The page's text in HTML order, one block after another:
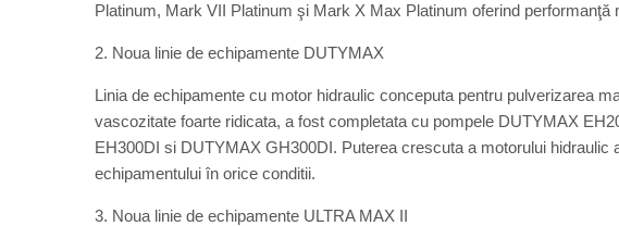
Platinum, Mark VII Platinum şi Mark X Max Platinum oferind performanţă
2. Noua linie de echipamente DUTYMAX
Linia de echipamente cu motor hidraulic conceputa pentru pulverizarea
vascozitate foarte ridicata, a fost completata cu pompele DUTYMAX
EH300DI si DUTYMAX GH300DI. Puterea crescuta a motorului hidraulic
echipamentului în orice conditii.
3. Noua linie de echipamente ULTRA MAX II